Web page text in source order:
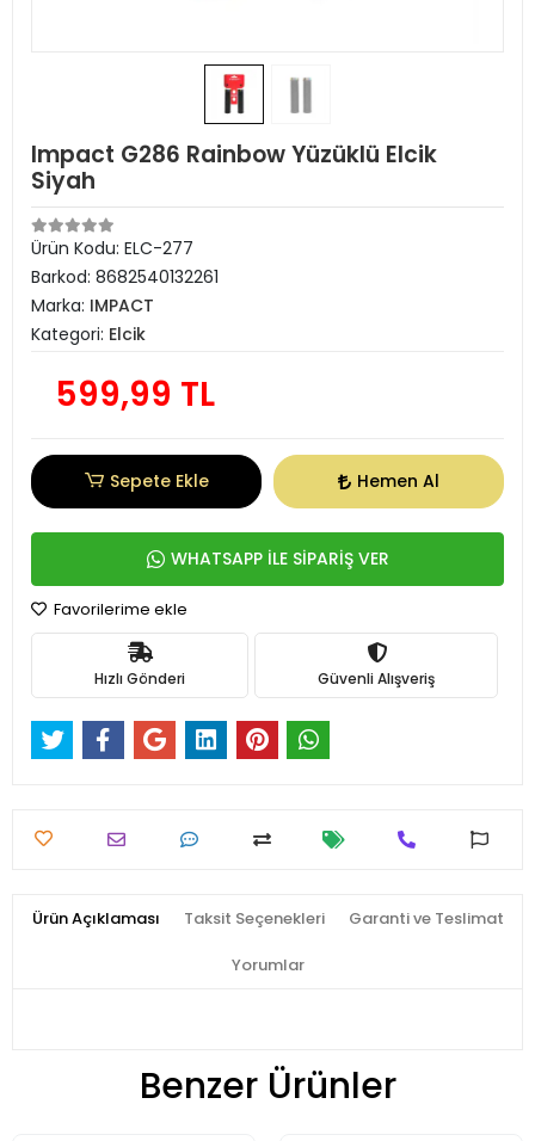
Impact G286 Rainbow Yüzüklü Elcik
Siyah
Ürün Kodu: ELC-277
Barkod: 8682540132261
Marka: IMPACT
Kategori: Elcik
599,99 TL
Sepete Ekle Hemen Al
WHATSAPP İLE SİPARİŞ VER
Favorilerime ekle
Hızlı Gönderi Güvenli Alışveriş
Ürün Açıklaması Taksit Seçenekleri Garanti ve Teslimat
Yorumlar
Benzer Ürünler